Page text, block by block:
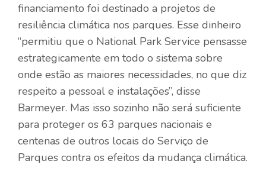
financiamento foi destinado a projetos de
resiliência climática nos parques. Esse dinheiro
“permitiu que o National Park Service pensasse
estrategicamente em todo o sistema sobre
onde estão as maiores necessidades, no que diz
respeito a pessoal e instalações”, disse
Barmeyer. Mas isso sozinho não será suficiente
para proteger os 63 parques nacionais e
centenas de outros locais do Serviço de
Parques contra os efeitos da mudança climática.